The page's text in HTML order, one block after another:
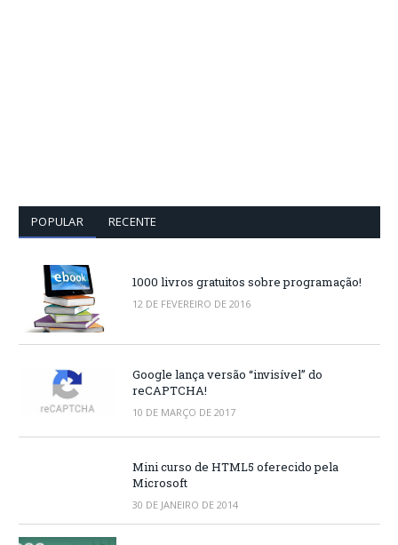
POPULAR RECENTE
1000 livros gratuitos sobre programação!
12 DE FEVEREIRO DE 2016
Google lança versão “invisível” do
reCAPTCHA!
10 DE MARÇO DE 2017
Mini curso de HTML5 oferecido pela
Microsoft
30 DE JANEIRO DE 2014